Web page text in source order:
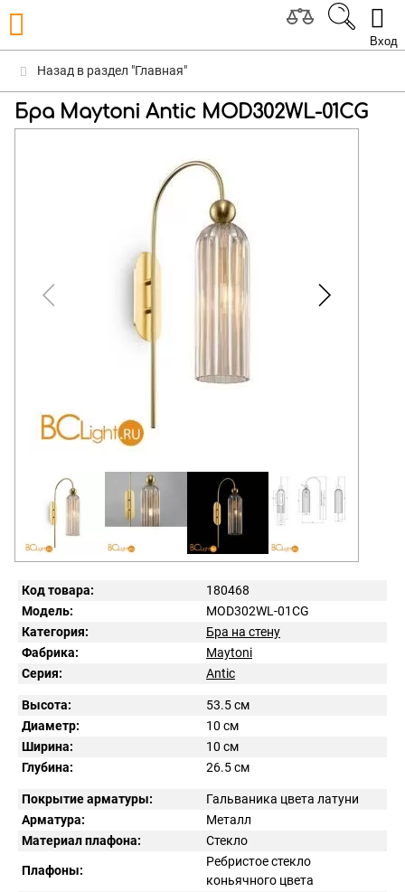
Вход
Назад в раздел "Главная"
Бра Maytoni Antic MOD302WL-01CG
Код товара:
180468
Модель:
MOD302WL-01CG
Категория:
Бра на стену
Фабрика:
Maytoni
Серия:
Antic
Высота:
53.5 см
Диаметр:
10 см
Ширина:
10 см
Глубина:
26.5 см
Покрытие арматуры:
Гальваника цвета латуни
Арматура:
Металл
Материал плафона:
Стекло
Плафоны:
Ребристое стекло
коньячного цвета